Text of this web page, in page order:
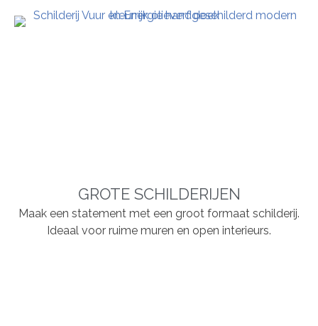
GROTE SCHILDERIJEN
Maak een statement met een groot formaat schilderij.
Ideaal voor ruime muren en open interieurs.